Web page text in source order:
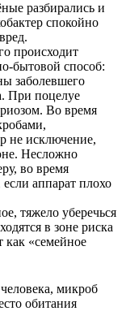
разбирались и
спокойно
происходит
бытовой способ:
заболевшего
При поцелуе
Во время
не исключение,
Несложно
во время
аппарат плохо
тяжело уберечься
в зоне риска
как «семейное
микроб
обитания